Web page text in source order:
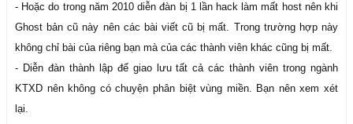
- Hoặc do trong năm 2010 diễn đàn bị 1 lần hack làm mất host nên khi
Ghost bản cũ này nên các bài viết cũ bị mất. Trong trường hợp này
không chỉ bài của riêng bạn mà của các thành viên khác cũng bị mất.
- Diễn đàn thành lập để giao lưu tất cả các thành viên trong ngành
KTXD nên không có chuyện phân biệt vùng miền. Bạn nên xem xét
lại.